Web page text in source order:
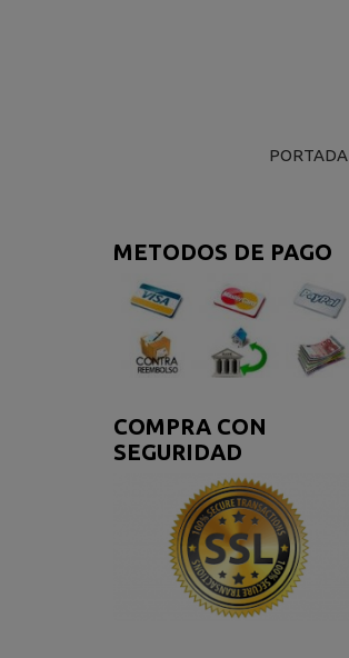
PORTADA
METODOS DE PAGO
COMPRA CON
SEGURIDAD